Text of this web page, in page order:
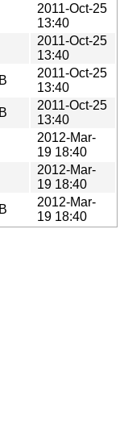
2011-Oct-25
13:40
2011-Oct-25
13:40
2011-Oct-25
13:40
2011-Oct-25
13:40
2012-Mar-
19 18:40
2012-Mar-
19 18:40
2012-Mar-
19 18:40